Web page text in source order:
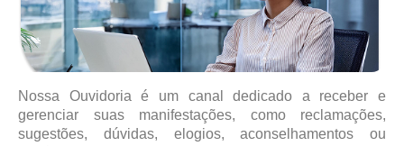
Nossa Ouvidoria é um canal dedicado a receber e
gerenciar suas manifestações, como reclamações,
sugestões, dúvidas, elogios, aconselhamentos ou